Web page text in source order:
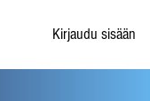
Kirjaudu sisään